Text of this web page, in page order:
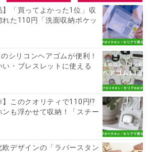
】「買ってよかった1位」収
れた110円「洗面収納ポケッ
シリコンヘアゴムが便利！
い・ブレスレットに使える
】このクオリティで110円⁉
ンも浮かせて収納！「スチー
欧デザインの「ラバースタン